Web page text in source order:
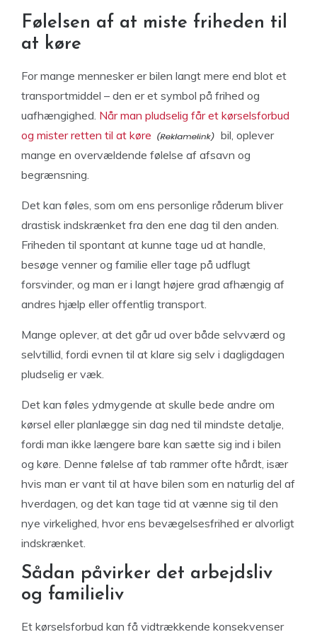
Følelsen af at miste friheden til
at køre
For mange mennesker er bilen langt mere end blot et
transportmiddel – den er et symbol på frihed og
uafhængighed. Når man pludselig får et kørselsforbud
og mister retten til at køre
bil, oplever
mange en overvældende følelse af afsavn og
begrænsning.
Det kan føles, som om ens personlige råderum bliver
drastisk indskrænket fra den ene dag til den anden.
Friheden til spontant at kunne tage ud at handle,
besøge venner og familie eller tage på udflugt
forsvinder, og man er i langt højere grad afhængig af
andres hjælp eller offentlig transport.
Mange oplever, at det går ud over både selvværd og
selvtillid, fordi evnen til at klare sig selv i dagligdagen
pludselig er væk.
Det kan føles ydmygende at skulle bede andre om
kørsel eller planlægge sin dag ned til mindste detalje,
fordi man ikke længere bare kan sætte sig ind i bilen
og køre. Denne følelse af tab rammer ofte hårdt, især
hvis man er vant til at have bilen som en naturlig del af
hverdagen, og det kan tage tid at vænne sig til den
nye virkelighed, hvor ens bevægelsesfrihed er alvorligt
indskrænket.
Sådan påvirker det arbejdsliv
og familieliv
Et kørselsforbud kan få vidtrækkende konsekvenser